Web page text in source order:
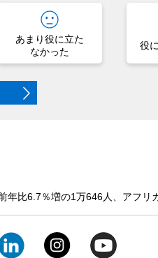
あまり役に立た
なかった
役
年比6.7％増の1万646人、アフリ